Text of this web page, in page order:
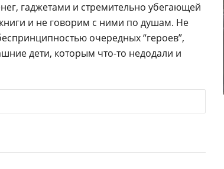
гаджетами и стремительно убегающей
и не говорим с ними по душам. Не
очередных “героев”,
дети, которым что-то недодали и